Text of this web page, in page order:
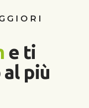
e ti
più